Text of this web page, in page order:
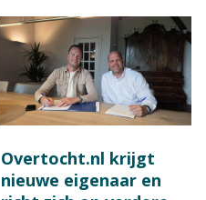
Overtocht.nl krijgt
nieuwe eigenaar en